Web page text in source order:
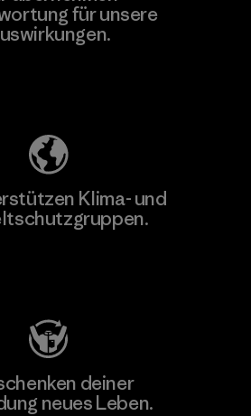
für unsere
Klima- und
deiner
neues Leben.